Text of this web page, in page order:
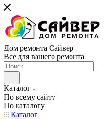
Дом ремонта Сайвер
Все для вашего ремонта
Каталог
По всему сайту
По каталогу
Каталог